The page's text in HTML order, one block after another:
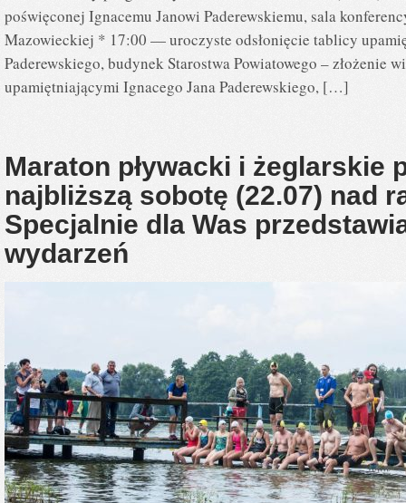
poświęconej Ignacemu Janowi Paderewskiemu, sala
Mazowieckiej * 17:00 — uroczyste odsłonięcie tablicy
Paderewskiego, budynek Starostwa Powiatowego – złożenie
upamiętniającymi Ignacego Jana Paderewskiego, […]
Maraton pływacki i żeglarskie
najbliższą sobotę (22.07) nad
Specjalnie dla Was
wydarzeń